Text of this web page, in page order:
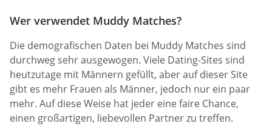
Wer verwendet Muddy Matches?
Die demografischen Daten bei Muddy Matches sind
durchweg sehr ausgewogen. Viele Dating-Sites sind
heutzutage mit Männern gefüllt, aber auf dieser Site
gibt es mehr Frauen als Männer, jedoch nur ein paar
mehr. Auf diese Weise hat jeder eine faire Chance,
einen großartigen, liebevollen Partner zu treffen.